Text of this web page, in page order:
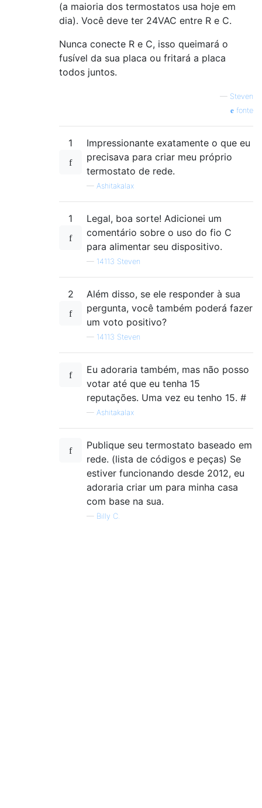
(a maioria dos termostatos usa hoje em
dia). Você deve ter 24VAC entre R e C.
Nunca conecte R e C, isso queimará o
fusível da sua placa ou fritará a placa
todos juntos.
— Steven
fonte
1
Impressionante exatamente o que eu
precisava para criar meu próprio
termostato de rede.
— Ashitakalax
1
Legal, boa sorte! Adicionei um
comentário sobre o uso do fio C
para alimentar seu dispositivo.
— 14113 Steven
2
Além disso, se ele responder à sua
pergunta, você também poderá fazer
um voto positivo?
— 14113 Steven
Eu adoraria também, mas não posso
votar até que eu tenha 15
reputações. Uma vez eu tenho 15. #
— Ashitakalax
Publique seu termostato baseado em
rede. (lista de códigos e peças) Se
estiver funcionando desde 2012, eu
adoraria criar um para minha casa
com base na sua.
— Billy C.